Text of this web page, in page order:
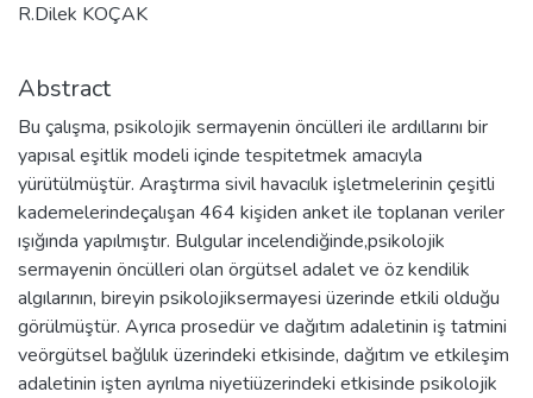
R.Dilek KOÇAK
Abstract
Bu çalışma, psikolojik sermayenin öncülleri ile ardıllarını bir
yapısal eşitlik modeli içinde tespitetmek amacıyla
yürütülmüştür. Araştırma sivil havacılık işletmelerinin çeşitli
kademelerindeçalışan 464 kişiden anket ile toplanan veriler
ışığında yapılmıştır. Bulgular incelendiğinde,psikolojik
sermayenin öncülleri olan örgütsel adalet ve öz kendilik
algılarının, bireyin psikolojiksermayesi üzerinde etkili olduğu
görülmüştür. Ayrıca prosedür ve dağıtım adaletinin iş tatmini
veörgütsel bağlılık üzerindeki etkisinde, dağıtım ve etkileşim
adaletinin işten ayrılma niyetiüzerindeki etkisinde psikolojik